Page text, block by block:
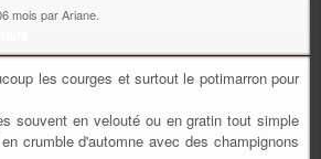
mois par Ariane.
les courges et surtout le potimarron pour
souvent en velouté ou en gratin tout simple
crumble d'automne avec des champignons